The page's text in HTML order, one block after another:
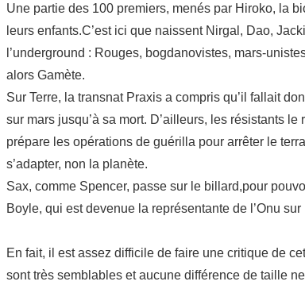
Une partie des 100 premiers, menés par Hiroko, la
leurs enfants.C’est ici que naissent Nirgal, Dao,
l’underground : Rouges, bogdanovistes, mars-
alors Gamète.
Sur Terre, la transnat Praxis a compris qu’il fallait
sur mars jusqu’à sa mort. D’ailleurs, les résistants
prépare les opérations de guérilla pour arrêter le
s’adapter, non la planète.
Sax, comme Spencer, passe sur le billard,pour
Boyle, qui est devenue la représentante de l’Onu
En fait, il est assez difficile de faire une critique de
sont très semblables et aucune différence de taille